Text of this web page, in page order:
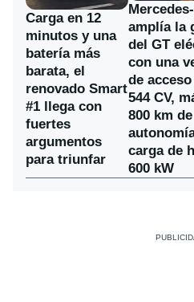
Carga en 12
minutos y una
batería más
barata, el
renovado Smart
#1 llega con
fuertes
argumentos
para triunfar
amplía la
del GT
con una
de
544 CV,
800 km de
carga de
600 kW